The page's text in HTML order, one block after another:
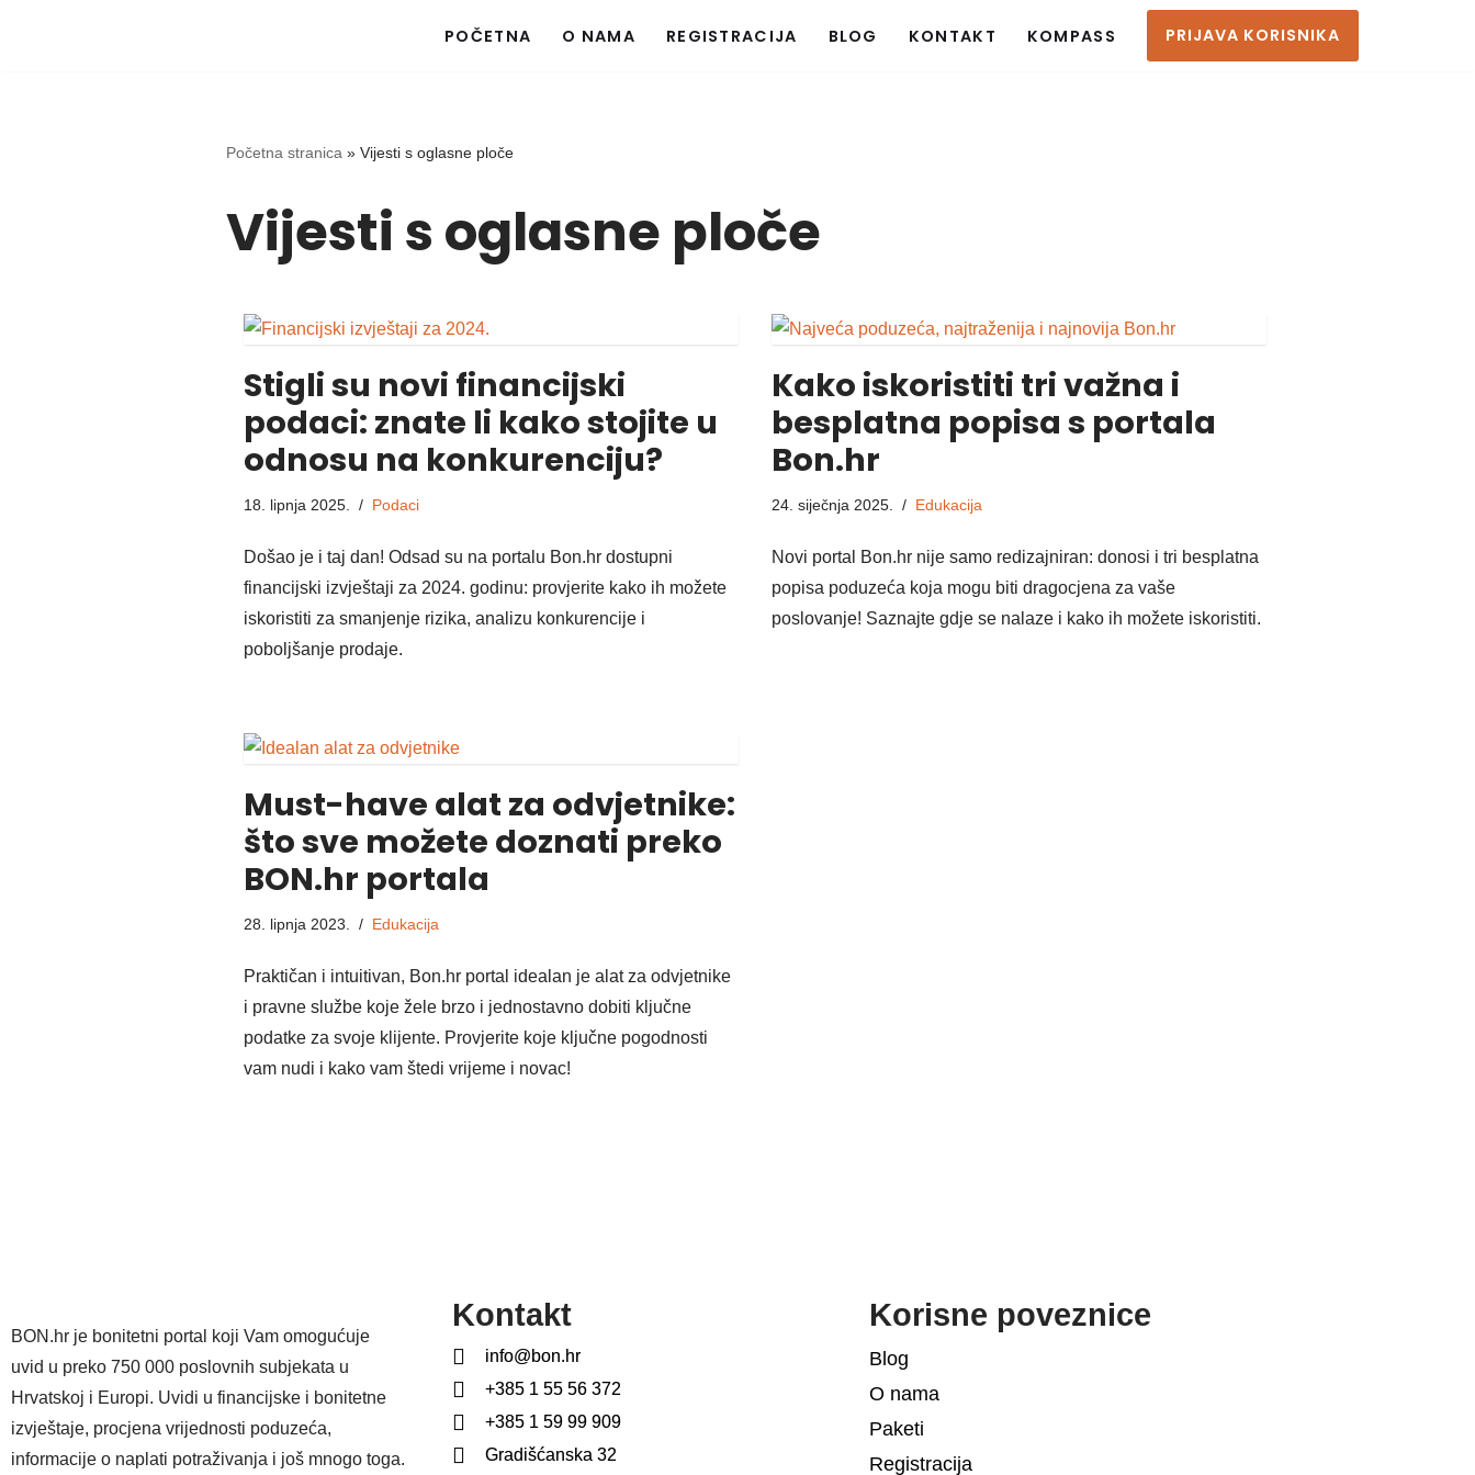
POČETNA O NAMA REGISTRACIJA BLOG KONTAKT KOMPASS PRIJAVA KORISNIKA
Početna stranica »Vijesti s oglasne ploče
Vijesti s oglasne ploče
Stigli su novi financijski
podaci: znate li kako stojite u
odnosu na konkurenciju?
18. lipnja 2025. Podaci
Došao je i taj dan! Odsad su na portalu Bon.hr dostupni
financijski izvještaji za 2024. godinu: provjerite kako ih možete
iskoristiti za smanjenje rizika, analizu konkurencije i
poboljšanje prodaje.
Kako iskoristiti tri važna i
besplatna popisa s portala
Bon.hr
24. siječnja 2025. Edukacija
Novi portal Bon.hr nije samo redizajniran: donosi i tri besplatna
popisa poduzeća koja mogu biti dragocjena za vaše
poslovanje! Saznajte gdje se nalaze i kako ih možete iskoristiti.
Must-have alat za odvjetnike:
što sve možete doznati preko
BON.hr portala
28. lipnja 2023. Edukacija
Praktičan i intuitivan, Bon.hr portal idealan je alat za odvjetnike
i pravne službe koje žele brzo i jednostavno dobiti ključne
podatke za svoje klijente. Provjerite koje ključne pogodnosti
vam nudi i kako vam štedi vrijeme i novac!
BON.hr je bonitetni portal koji Vam omogućuje
uvid u preko 750 000 poslovnih subjekata u
Hrvatskoj i Europi. Uvidi u financijske i bonitetne
izvještaje, procjena vrijednosti poduzeća,
informacije o naplati potraživanja i još mnogo toga.
Kontakt
info@bon.hr
+385 1 55 56 372
+385 1 59 99 909
Gradišćanska 32
Korisne poveznice
Blog
O nama
Paketi
Registracija